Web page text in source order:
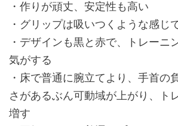
・作りが頑丈、安定性も高い
・グリップは吸いつくような感じ
・デザインも黒と赤で、トレーニ
気がする
・床で普通に腕立てより、手首の
さがあるぶん可動域が上がり、ト
増す